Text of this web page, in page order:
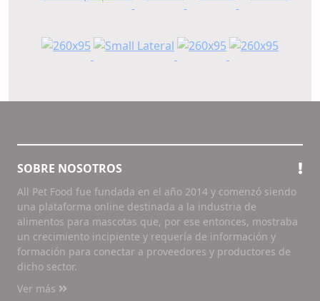
SOBRE NOSOTROS
All Pet Food fue fundada en el año 2014 y comenzó siendo
una plataforma online destinada a la industria de
alimentos para mascotas que, por ese entonces, mostraba
un crecimiento incipiente y requería de información y
formación para conectar a proveedores y productores de
dicho sector.
Ver más